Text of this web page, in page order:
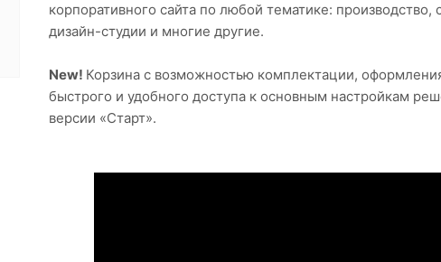
корпоративного сайта по любой тематике:
дизайн-студии и многие другие.
New! Корзина с возможностью комплектации,
быстрого и удобного доступа к основным настройкам
версии «Старт».